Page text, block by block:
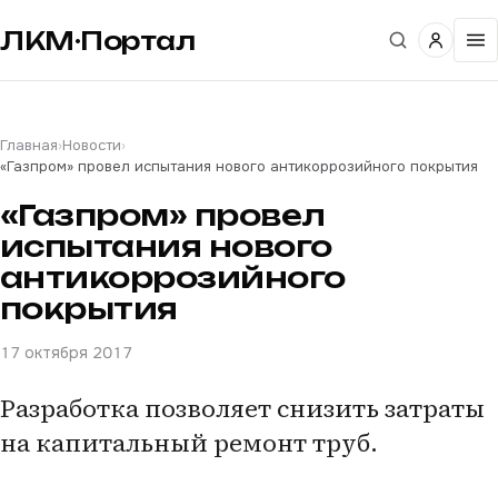
ЛКМ·Портал
Главная›Новости›
«Газпром» провел испытания нового антикоррозийного покрытия
«Газпром» провел
испытания нового
антикоррозийного
покрытия
17 октября 2017
Разработка позволяет снизить затраты
на капитальный ремонт труб.